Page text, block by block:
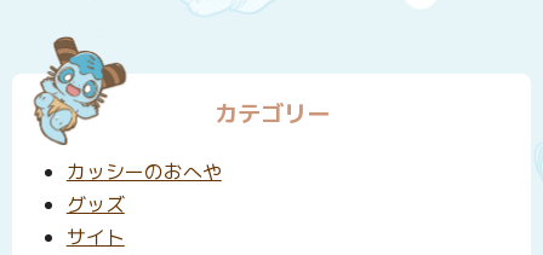
カテゴリー
カッシーのおへや
グッズ
サイト